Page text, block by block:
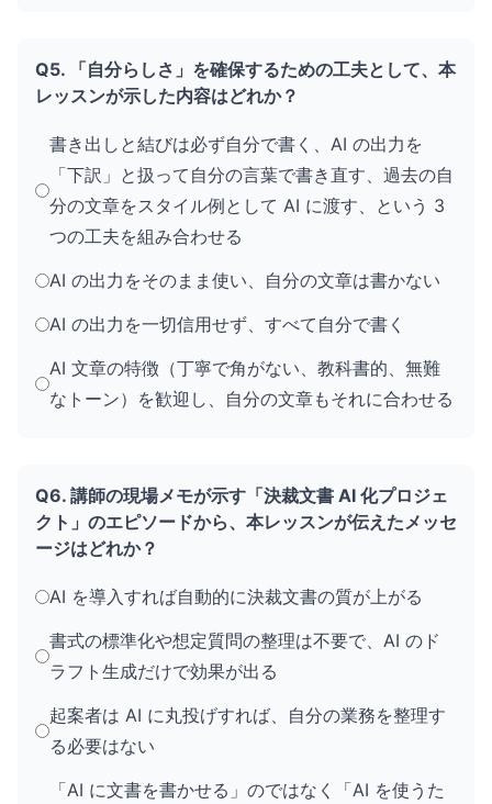
Q5. 「自分らしさ」を確保するための工夫として、本
レッスンが示した内容はどれか？
書き出しと結びは必ず自分で書く、AI の出力を
「下訳」と扱って自分の言葉で書き直す、過去の自
分の文章をスタイル例として AI に渡す、という 3
つの工夫を組み合わせる
AI の出力をそのまま使い、自分の文章は書かない
AI の出力を一切信用せず、すべて自分で書く
AI 文章の特徴（丁寧で角がない、教科書的、無難
なトーン）を歓迎し、自分の文章もそれに合わせる
Q6. 講師の現場メモが示す「決裁文書 AI 化プロジェ
クト」のエピソードから、本レッスンが伝えたメッセ
ージはどれか？
AI を導入すれば自動的に決裁文書の質が上がる
書式の標準化や想定質問の整理は不要で、AI のド
ラフト生成だけで効果が出る
起案者は AI に丸投げすれば、自分の業務を整理す
る必要はない
「AI に文書を書かせる」のではなく「AI を使うた